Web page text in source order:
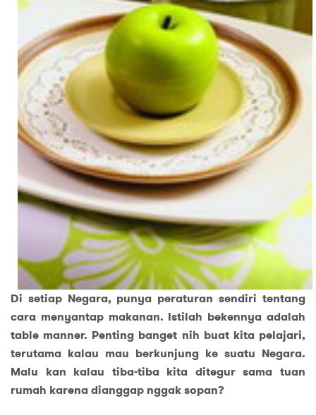
Di setiap Negara, punya peraturan sendiri tentang
cara menyantap makanan. Istilah bekennya adalah
table manner. Penting banget nih buat kita pelajari,
terutama kalau mau berkunjung ke suatu Negara.
Malu kan kalau tiba-tiba kita ditegur sama tuan
rumah karena dianggap nggak sopan?